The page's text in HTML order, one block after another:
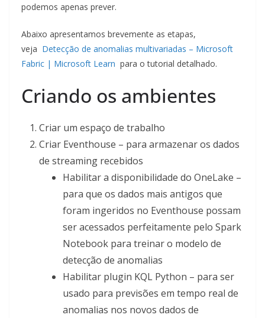
podemos apenas prever.
Abaixo apresentamos brevemente as etapas,
veja Detecção de anomalias multivariadas – Microsoft
Fabric | Microsoft Learn para o tutorial detalhado.
Criando os ambientes
Criar um espaço de trabalho
Criar Eventhouse – para armazenar os dados
de streaming recebidos
Habilitar a disponibilidade do OneLake –
para que os dados mais antigos que
foram ingeridos no Eventhouse possam
ser acessados ​​perfeitamente pelo Spark
Notebook para treinar o modelo de
detecção de anomalias
Habilitar plugin KQL Python – para ser
usado para previsões em tempo real de
anomalias nos novos dados de